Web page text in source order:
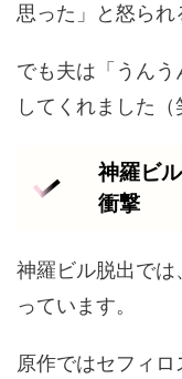
思った」と怒られ
でも夫は「うん
してくれました（
神羅ビ
衝撃
神羅ビル脱出で
っています。
原作ではセフィ